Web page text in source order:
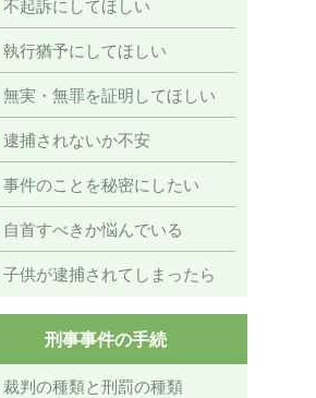
不起訴にしてほしい
執行猶予にしてほしい
無実・無罪を証明してほしい
逮捕されないか不安
事件のことを秘密にしたい
自首すべきか悩んでいる
子供が逮捕されてしまったら
刑事事件の手続
裁判の種類と刑罰の種類